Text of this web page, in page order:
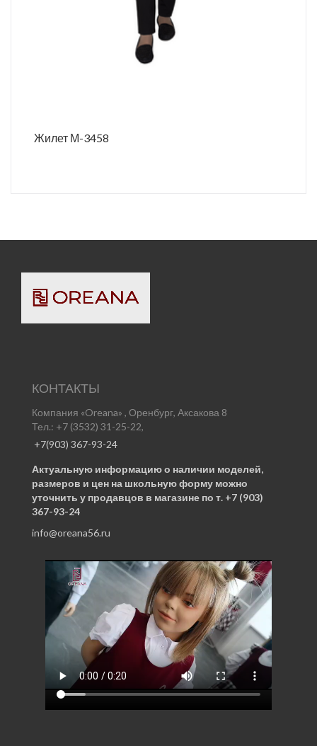
Жилет М-3458
КОНТАКТЫ
Компания «Oreana» , Оренбург, Аксакова 8
Тел.: +7 (3532) 31-25-22,
+7(903) 367-93-24
Актуальную информацию о наличии моделей,
размеров и цен на школьную форму можно
уточнить у продавцов в магазине по т. +7 (903)
367-93-24
info@oreana56.ru